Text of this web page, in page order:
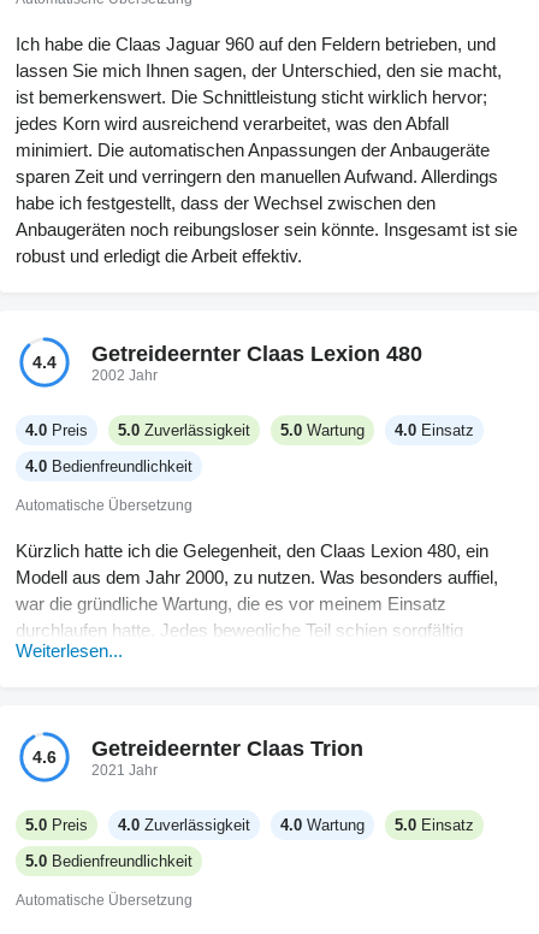
Ich habe die Claas Jaguar 960 auf den Feldern betrieben, und
lassen Sie mich Ihnen sagen, der Unterschied, den sie macht,
ist bemerkenswert. Die Schnittleistung sticht wirklich hervor;
jedes Korn wird ausreichend verarbeitet, was den Abfall
minimiert. Die automatischen Anpassungen der Anbaugeräte
sparen Zeit und verringern den manuellen Aufwand. Allerdings
habe ich festgestellt, dass der Wechsel zwischen den
Anbaugeräten noch reibungsloser sein könnte. Insgesamt ist sie
robust und erledigt die Arbeit effektiv.
4.4 Getreideernter Claas Lexion 480
2002 Jahr
4.0 Preis 5.0 Zuverlässigkeit 5.0 Wartung 4.0 Einsatz
4.0 Bedienfreundlichkeit
Automatische Übersetzung
Kürzlich hatte ich die Gelegenheit, den Claas Lexion 480, ein
Modell aus dem Jahr 2000, zu nutzen. Was besonders auffiel,
war die gründliche Wartung, die es vor meinem Einsatz
durchlaufen hatte. Jedes bewegliche Teil schien sorgfältig
überprüft und bei Bedarf ersetzt worden zu sein, was die
der Form Vorrang vor der Funktion gaben. Das Manövrieren war
unkompliziert, obwohl sein klassisches Design eine gewisse
Eingewöhnung erforderte. Insgesamt ist es eine solide Wahl, die
ihr Alter mit ordentlicher Pflege ausgleicht.
Weiterlesen...
4.6 Getreideernter Claas Trion
2021 Jahr
5.0 Preis 4.0 Zuverlässigkeit 4.0 Wartung 5.0 Einsatz
5.0 Bedienfreundlichkeit
Automatische Übersetzung